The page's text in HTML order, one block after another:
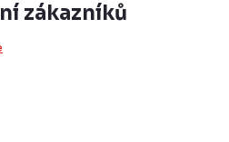
zákazníků